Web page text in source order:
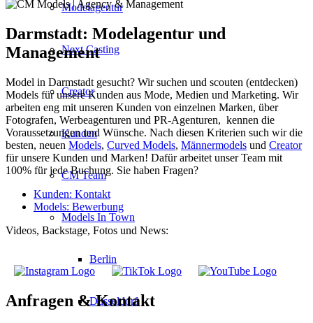
Modelagentur
Next Casting
Creator
Kunden
CM Team
Models In Town
Berlin
Düsseldorf
Darmstadt: Modelagentur und
Management
Model in Darmstadt gesucht? Wir suchen und scouten (entdecken)
Models für unsere Kunden aus Mode, Medien und Marketing. Wir
arbeiten eng mit unseren Kunden von einzelnen Marken, über
Fotografen, Werbeagenturen und PR-Agenturen, kennen die
Voraussetzungen und Wünsche. Nach diesen Kriterien such wir die
besten, neuen Models, Curved Models, Männermodels und Creator
für unsere Kunden und Marken! Dafür arbeitet unser Team mit
100% für jede Buchung. Sie haben Fragen?
Kunden: Kontakt
Models: Bewerbung
Videos, Backstage, Fotos und News:
Anfragen & Kontakt